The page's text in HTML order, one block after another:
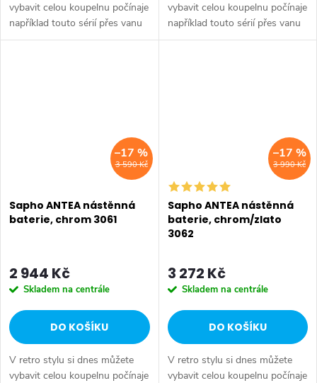
vybavit celou koupelnu počínaje
například touto sérií přes vanu
Retro, doplňky Diamond až po
vybavit celou koupelnu počínaje
například touto sérií přes vanu
Retro, doplňky Diamond až po
3 590 Kč
–17 %
Sapho ANTEA nástěnná
baterie, chrom 3061
2 944 Kč
Skladem na centrále
DO KOŠÍKU
V retro stylu si dnes můžete
vybavit celou koupelnu počínaje
3 990 Kč
–17 %
Sapho ANTEA nástěnná
baterie, chrom/zlato
3062
3 272 Kč
Skladem na centrále
DO KOŠÍKU
V retro stylu si dnes můžete
vybavit celou koupelnu počínaje